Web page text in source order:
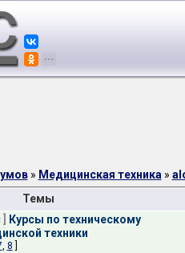
» Медицинская техника »
Темы
Курсы по техническому
техники
, 8